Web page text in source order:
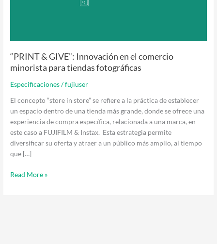
“PRINT & GIVE”: Innovación en el comercio
minorista para tiendas fotográficas
Especificaciones/fujiuser
El concepto “store in store” se refiere a la práctica de establecer
un espacio dentro de una tienda más grande, donde se ofrece una
experiencia de compra específica, relacionada a una marca, en
este caso a FUJIFILM & Instax. Esta estrategia permite
diversificar su oferta y atraer a un público más amplio, al tiempo
que […]
fotográficas
Read More »